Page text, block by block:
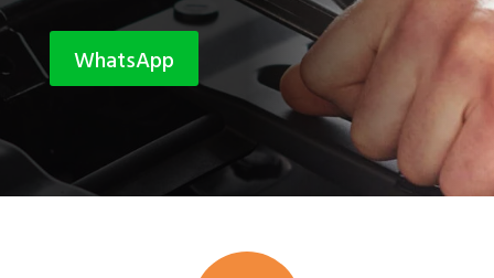
WhatsApp